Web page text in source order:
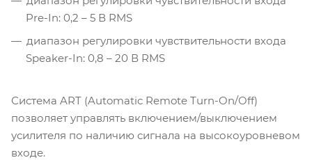
Pre-In: 0,2 – 5 В RMS
диапазон регулировки чувствительности входа
Speaker-In: 0,8 – 20 В RMS
Система ART (Automatic Remote Turn-On/Off)
позволяет управлять включением/выключением
усилителя по наличию сигнала на высокоуровневом
входе.